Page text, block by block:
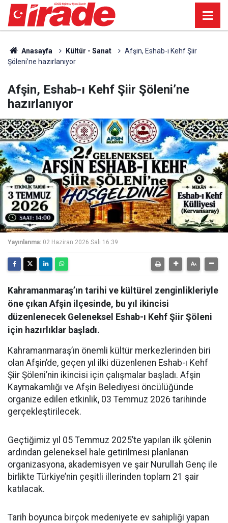
Anasayfa Kültür - Sanat
Afşin, Eshab-ı Kehf Şiir
Şöleni’ne hazırlanıyor
Afşin, Eshab-ı Kehf Şiir Şöleni’ne
hazırlanıyor
Yayınlanma: 02 Haziran 2026 Salı 16:39
Kahramanmaraş’ın tarihi ve kültürel zenginlikleriyle
öne çıkan Afşin ilçesinde, bu yıl ikincisi
düzenlenecek Geleneksel Eshab-ı Kehf Şiir Şöleni
için hazırlıklar başladı.
Kahramanmaraş’ın önemli kültür merkezlerinden biri
olan Afşin’de, geçen yıl ilki düzenlenen Eshab-ı Kehf
Şiir Şöleni’nin ikincisi için çalışmalar başladı. Afşin
Kaymakamlığı ve Afşin Belediyesi öncülüğünde
organize edilen etkinlik, 03 Temmuz 2026 tarihinde
gerçekleştirilecek.
Geçtiğimiz yıl 05 Temmuz 2025’te yapılan ilk şölenin
ardından geleneksel hale getirilmesi planlanan
organizasyona, akademisyen ve şair Nurullah Genç ile
birlikte Türkiye’nin çeşitli illerinden toplam 21 şair
katılacak.
Tarih boyunca birçok medeniyete ev sahipliği yapan